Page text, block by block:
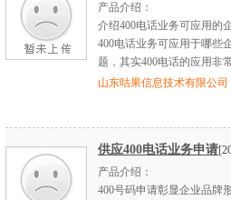
产品介绍：
介绍400电话业务可应用的
400电话业务可应用于哪些
题，其实400电话的应用非
山东咕果信息技术有限公司
供应400电话业务申请
产品介绍：
400号码申请彰显企业品牌